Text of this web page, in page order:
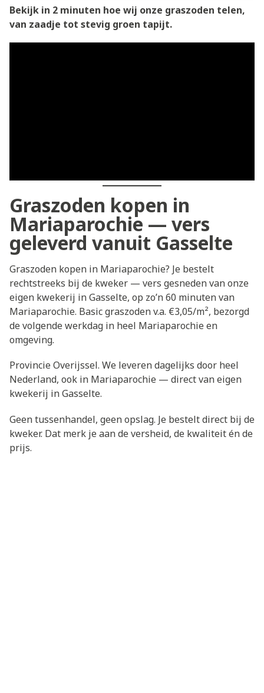
Bekijk in 2 minuten hoe wij onze graszoden telen,
van zaadje tot stevig groen tapijt.
Graszoden kopen in
Mariaparochie — vers
geleverd vanuit Gasselte
Graszoden kopen in Mariaparochie? Je bestelt
rechtstreeks bij de kweker — vers gesneden van onze
eigen kwekerij in Gasselte, op zo’n 60 minuten van
Mariaparochie. Basic graszoden v.a. €3,05/m², bezorgd
de volgende werkdag in heel Mariaparochie en
omgeving.
Provincie Overijssel. We leveren dagelijks door heel
Nederland, ook in Mariaparochie — direct van eigen
kwekerij in Gasselte.
Geen tussenhandel, geen opslag. Je bestelt direct bij de
kweker. Dat merk je aan de versheid, de kwaliteit én de
prijs.